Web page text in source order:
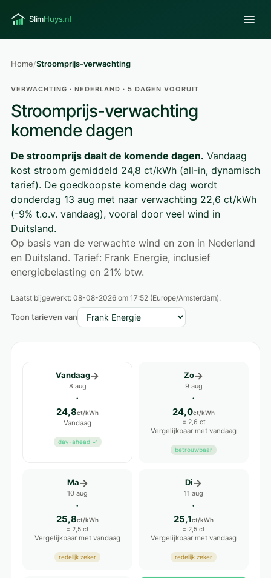
Home/Stroomprijs-verwachting
VERWACHTING · NEDERLAND · 5 DAGEN VOORUIT
Stroomprijs-verwachting
komende dagen
De stroomprijs daalt de komende dagen. Vandaag
kost stroom gemiddeld 24,8 ct/kWh (all-in, dynamisch
tarief). De goedkoopste komende dag wordt
donderdag 13 aug met naar verwachting 22,6 ct/kWh
(-9% t.o.v. vandaag), vooral door veel wind in
Duitsland.
Op basis van de verwachte wind en zon in Nederland
en Duitsland. Tarief: Frank Energie, inclusief
energiebelasting en 21% btw.
Laatst bijgewerkt: 08-08-2026 om 17:52 (Europe/Amsterdam).
Toon tarieven van
Vandaag→
8 aug
·
24,8ct/kWh
Vandaag
day-ahead ✓
Zo→
9 aug
·
24,0ct/kWh
± 2,6 ct
Vergelijkbaar met vandaag
betrouwbaar
Ma→
10 aug
·
25,8ct/kWh
± 2,5 ct
Vergelijkbaar met vandaag
redelijk zeker
Di→
11 aug
·
25,1ct/kWh
± 2,5 ct
Vergelijkbaar met vandaag
redelijk zeker